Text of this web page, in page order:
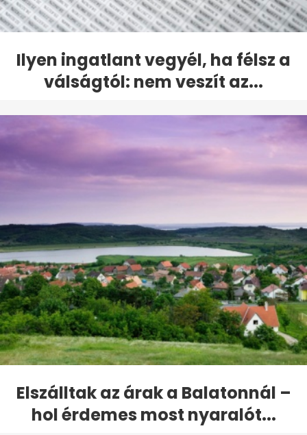
Ilyen ingatlant vegyél, ha félsz a
válságtól: nem veszít az...
Elszálltak az árak a Balatonnál –
hol érdemes most nyaralót...